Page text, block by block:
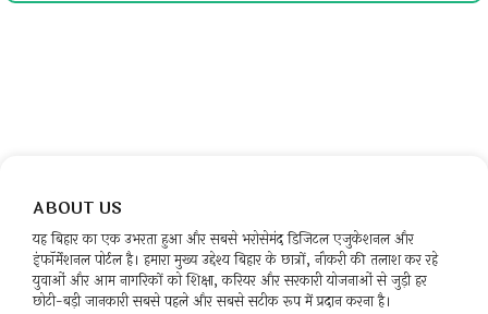
ABOUT US
यह बिहार का एक उभरता हुआ और सबसे भरोसेमंद डिजिटल एजुकेशनल और
इंफॉर्मेशनल पोर्टल है। हमारा मुख्य उद्देश्य बिहार के छात्रों, नौकरी की तलाश कर रहे
युवाओं और आम नागरिकों को शिक्षा, करियर और सरकारी योजनाओं से जुड़ी हर
छोटी-बड़ी जानकारी सबसे पहले और सबसे सटीक रूप में प्रदान करना है।